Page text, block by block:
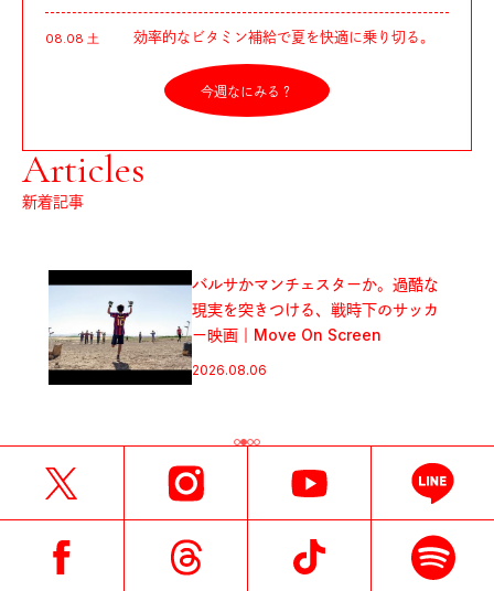
08.08 土 効率的なビタミン補給で夏を快適に乗り切る。
今週なにみる？
Articles
新着記事
バルサかマンチェスターか。過酷な
現実を突きつける、戦時下のサッカ
ー映画｜Move On Screen
2026.08.06